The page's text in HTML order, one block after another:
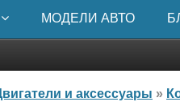
МОДЕЛИ АВТО
и аксессуары »